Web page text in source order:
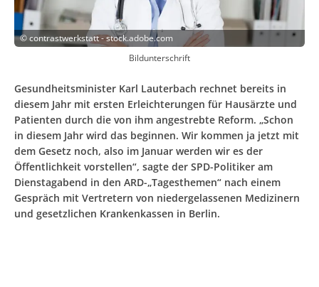
©contrastwerkstatt - stock.adobe.com
Bildunterschrift
Gesundheitsminister Karl Lauterbach rechnet bereits in
diesem Jahr mit ersten Erleichterungen für Hausärzte und
Patienten durch die von ihm angestrebte Reform. „Schon
in diesem Jahr wird das beginnen. Wir kommen ja jetzt mit
dem Gesetz noch, also im Januar werden wir es der
Öffentlichkeit vorstellen“, sagte der SPD-Politiker am
Dienstagabend in den ARD-„Tagesthemen“ nach einem
Gespräch mit Vertretern von niedergelassenen Medizinern
und gesetzlichen Krankenkassen in Berlin.